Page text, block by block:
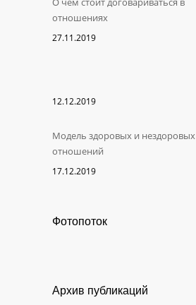
отношениях
27.11.2019
12.12.2019
Модель здоровых и нездоровых
отношений
17.12.2019
Фотопоток
Архив публикаций